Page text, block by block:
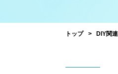
トップ DIY関連